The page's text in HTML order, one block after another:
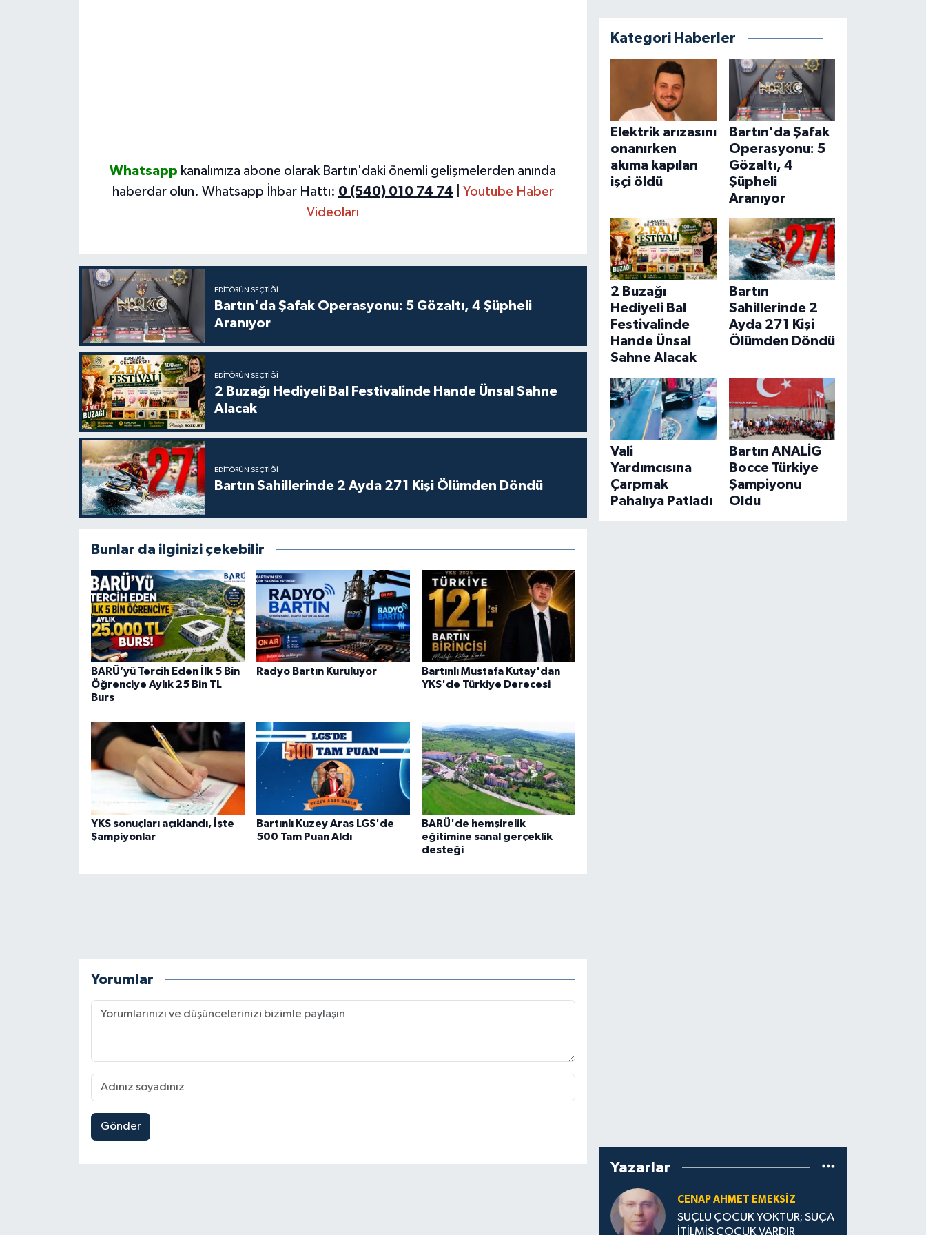
Whatsapp kanalımıza abone olarak Bartın'daki önemli gelişmelerden anında
haberdar olun. Whatsapp İhbar Hattı: 0 (540) 010 74 74
Youtube Haber
Videoları
EDITÖRÜN SEÇTIĞI
Bartın'da Şafak Operasyonu: 5 Gözaltı, 4 Şüpheli
Aranıyor
EDITÖRÜN SEÇTIĞI
2 Buzağı Hediyeli Bal Festivalinde Hande Ünsal Sahne
Alacak
EDITÖRÜN SEÇTIĞI
Bartın Sahillerinde 2 Ayda 271 Kişi Ölümden Döndü
Bunlar da ilginizi çekebilir
BARÜ’yü Tercih Eden İlk 5 Bin
Öğrenciye Aylık 25 Bin TL
Burs
Radyo Bartın Kuruluyor
Bartınlı Mustafa Kutay'dan
YKS'de Türkiye Derecesi
YKS sonuçları açıklandı, İşte
Şampiyonlar
Bartınlı Kuzey Aras LGS'de
500 Tam Puan Aldı
BARÜ'de hemşirelik
eğitimine sanal gerçeklik
desteği
Yorumlar
Gönder
Kategori Haberler
Elektrik arızasını
onanırken
akıma kapılan
işçi öldü
Bartın'da Şafak
Operasyonu: 5
Gözaltı, 4
Şüpheli
Aranıyor
2 Buzağı
Hediyeli Bal
Festivalinde
Hande Ünsal
Sahne Alacak
Bartın
Sahillerinde 2
Ayda 271 Kişi
Ölümden Döndü
Vali
Yardımcısına
Çarpmak
Pahalıya Patladı
Bartın ANALİG
Bocce Türkiye
Şampiyonu
Oldu
Yazarlar
CENAP AHMET EMEKSİZ
SUÇLU ÇOCUK YOKTUR; SUÇA
İTİLMİŞ ÇOCUK VARDIR